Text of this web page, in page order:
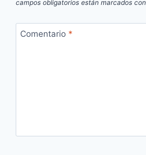
campos obligatorios están marcados con
Comentario *